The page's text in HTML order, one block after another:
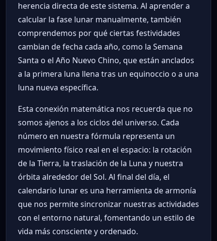
herencia directa de este sistema. Al aprender a
calcular la fase lunar manualmente, también
comprendemos por qué ciertas festividades
cambian de fecha cada año, como la Semana
Santa o el Año Nuevo Chino, que están anclados
a la primera luna llena tras un equinoccio o a una
luna nueva específica.
Esta conexión matemática nos recuerda que no
somos ajenos a los ciclos del universo. Cada
número en nuestra fórmula representa un
movimiento físico real en el espacio: la rotación
de la Tierra, la traslación de la Luna y nuestra
órbita alrededor del Sol. Al final del día, el
calendario lunar es una herramienta de armonía
que nos permite sincronizar nuestras actividades
con el entorno natural, fomentando un estilo de
vida más consciente y ordenado.